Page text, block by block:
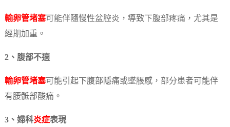
輸卵管堵塞可能伴隨慢性盆腔炎，導致下腹部疼痛，尤其是
經期加重。
2、腹部不適
輸卵管堵塞可能引起下腹部隱痛或墜脹感，部分患者可能伴
有腰骶部酸痛。
3、婦科炎症表現